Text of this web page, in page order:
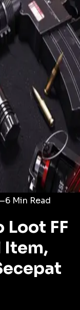
6 Min Read
FF
Item,